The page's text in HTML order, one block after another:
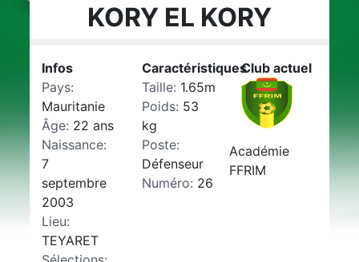
KORY EL KORY
Infos
Pays:
Mauritanie
Âge: 22 ans
Naissance:
7
septembre
2003
Lieu:
TEYARET
Caractéristiques
Taille: 1.65m
Poids: 53
kg
Poste:
Défenseur
Numéro: 26
Club actuel
Académie
FFRIM